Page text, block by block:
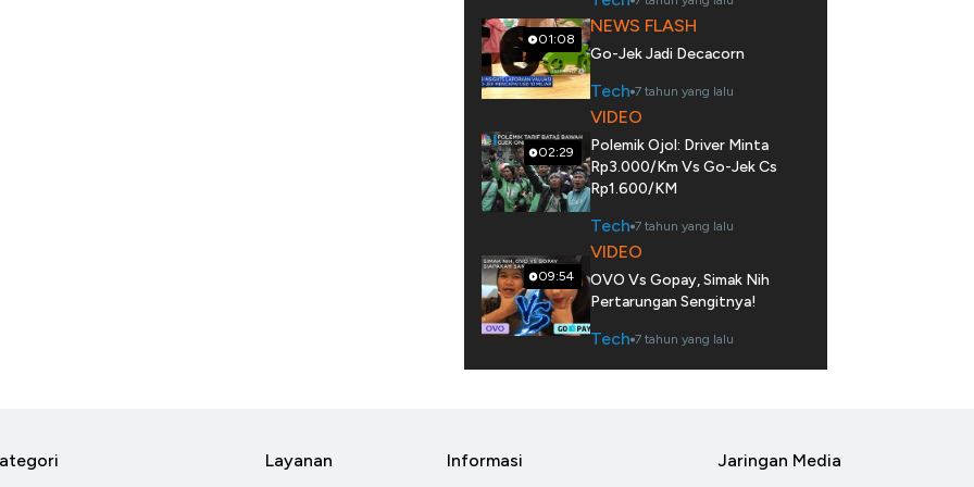
01:08
NEWS FLASH
Go-Jek Jadi Decacorn
Tech 7 tahun yang lalu
02:29
VIDEO
Polemik Ojol: Driver Minta
Rp3.000/Km Vs Go-Jek Cs
Rp1.600/KM
Tech 7 tahun yang lalu
09:54
VIDEO
OVO Vs Gopay, Simak Nih
Pertarungan Sengitnya!
Tech 7 tahun yang lalu
Layanan Informasi Jaringan Media